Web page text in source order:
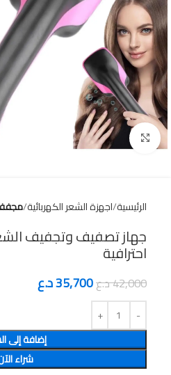
Click to enlarge
الرئيسية اجهزة الشعر الكهربائية
جهاز تصفيف وتجفيف
احترافية
42,000د.ع35,700د.ع
إضافة إلى
شراء